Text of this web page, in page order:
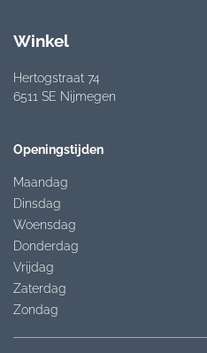
Winkel
Hertogstraat 74
6511 SE Nijmegen
Openingstijden
Maandag
Dinsdag
Woensdag
Donderdag
Vrijdag
Zaterdag
Zondag